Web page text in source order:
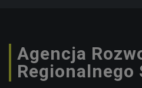
Agencja
Regionalnego